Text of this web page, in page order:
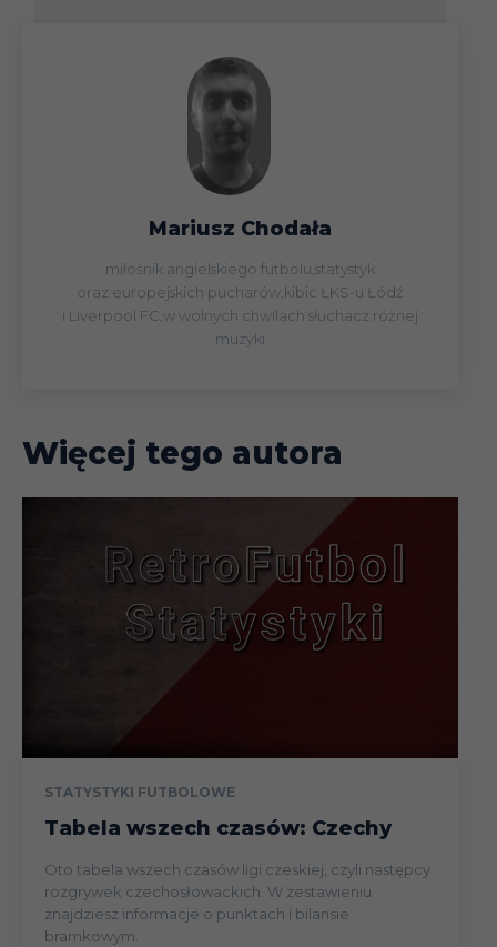
Mariusz Chodała
miłośnik angielskiego futbolu,statystyk
oraz europejskich pucharów,kibic ŁKS-u Łódź
i Liverpool FC,w wolnych chwilach słuchacz różnej
muzyki
Więcej tego autora
STATYSTYKI FUTBOLOWE
Tabela wszech czasów: Czechy
Oto tabela wszech czasów ligi czeskiej, czyli następcy
rozgrywek czechosłowackich. W zestawieniu
znajdziesz informacje o punktach i bilansie
bramkowym.